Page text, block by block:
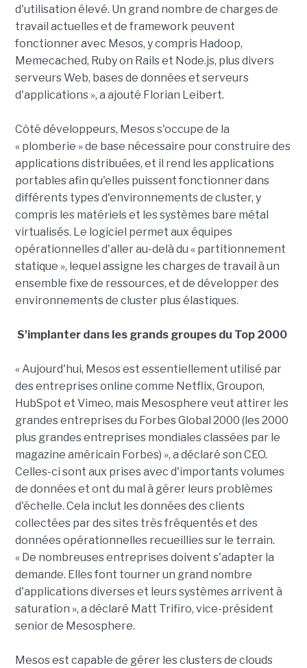
d'utilisation élevé. Un grand nombre de charges de
travail actuelles et de framework peuvent
fonctionner avec Mesos, y compris Hadoop,
Memecached, Ruby on Rails et Node.js, plus divers
serveurs Web, bases de données et serveurs
d'applications », a ajouté Florian Leibert.
Côté développeurs, Mesos s'occupe de la
« plomberie » de base nécessaire pour construire des
applications distribuées, et il rend les applications
portables afin qu'elles puissent fonctionner dans
différents types d'environnements de cluster, y
compris les matériels et les systèmes bare métal
virtualisés. Le logiciel permet aux équipes
opérationnelles d'aller au-delà du « partitionnement
statique », lequel assigne les charges de travail à un
ensemble fixe de ressources, et de développer des
environnements de cluster plus élastiques.
S'implanter dans les grands groupes du Top 2000
« Aujourd'hui, Mesos est essentiellement utilisé par
des entreprises online comme Netflix, Groupon,
HubSpot et Vimeo, mais Mesosphere veut attirer les
grandes entreprises du Forbes Global 2000 (les 2000
plus grandes entreprises mondiales classées par le
magazine américain Forbes) », a déclaré son CEO.
Celles-ci sont aux prises avec d'importants volumes
de données et ont du mal à gérer leurs problèmes
d'échelle. Cela inclut les données des clients
collectées par des sites très fréquentés et des
données opérationnelles recueillies sur le terrain.
« De nombreuses entreprises doivent s'adapter la
demande. Elles font tourner un grand nombre
d'applications diverses et leurs systèmes arrivent à
saturation », a déclaré Matt Trifiro, vice-président
senior de Mesosphere.
Mesos est capable de gérer les clusters de clouds